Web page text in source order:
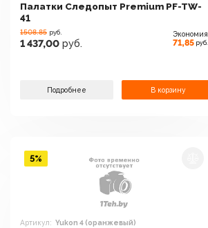
Палатки Следопыт Premium PF-TW-
41
1508.85 руб.
1 437,00 руб.
Экономия
71,85 руб.
Подробнее В корзину
Артикул: Yukon 4 (оранжевый)
5%